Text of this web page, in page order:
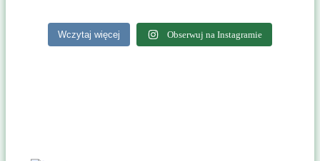
Wczytaj więcej Obserwuj na Instagramie